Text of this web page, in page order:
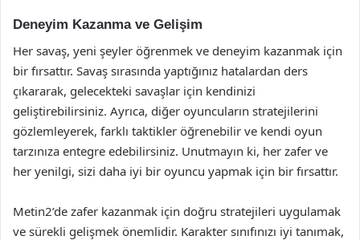
Deneyim Kazanma ve Gelişim
Her savaş, yeni şeyler öğrenmek ve deneyim kazanmak için
bir fırsattır. Savaş sırasında yaptığınız hatalardan ders
çıkararak, gelecekteki savaşlar için kendinizi
geliştirebilirsiniz. Ayrıca, diğer oyuncuların stratejilerini
gözlemleyerek, farklı taktikler öğrenebilir ve kendi oyun
tarzınıza entegre edebilirsiniz. Unutmayın ki, her zafer ve
her yenilgi, sizi daha iyi bir oyuncu yapmak için bir fırsattır.
Metin2’de zafer kazanmak için doğru stratejileri uygulamak
ve sürekli gelişmek önemlidir. Karakter sınıfınızı iyi tanımak,